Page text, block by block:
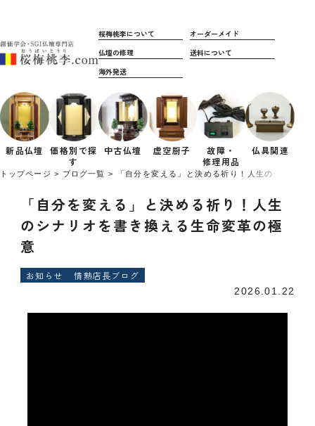
桜梅桃李について
オーダーメイド
仏壇の修理
送料について
海外発送
新品仏壇 価格別で探
す
中古仏壇 虚空厨子
故障・
修理用品
仏具関連
トップページ ブログ一覧 「自分を変える」と決める祈り！人生のシナリオ
「自分を変える」と決める祈り！人生
のシナリオを書き換える生命変革の極
意
お知らせ 情熱店長ブログ
2026.01.22